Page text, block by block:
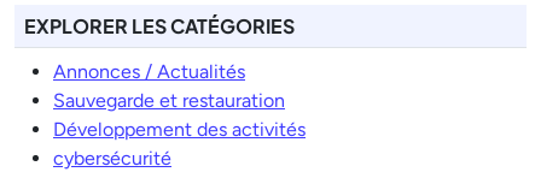
EXPLORER LES CATÉGORIES
Annonces / Actualités
Sauvegarde et restauration
Développement des activités
cybersécurité